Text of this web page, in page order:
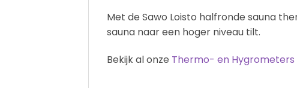
Met de Sawo Loisto halfronde sauna
sauna naar een hoger niveau tilt.
Bekijk al onze Thermo- en Hygrometers